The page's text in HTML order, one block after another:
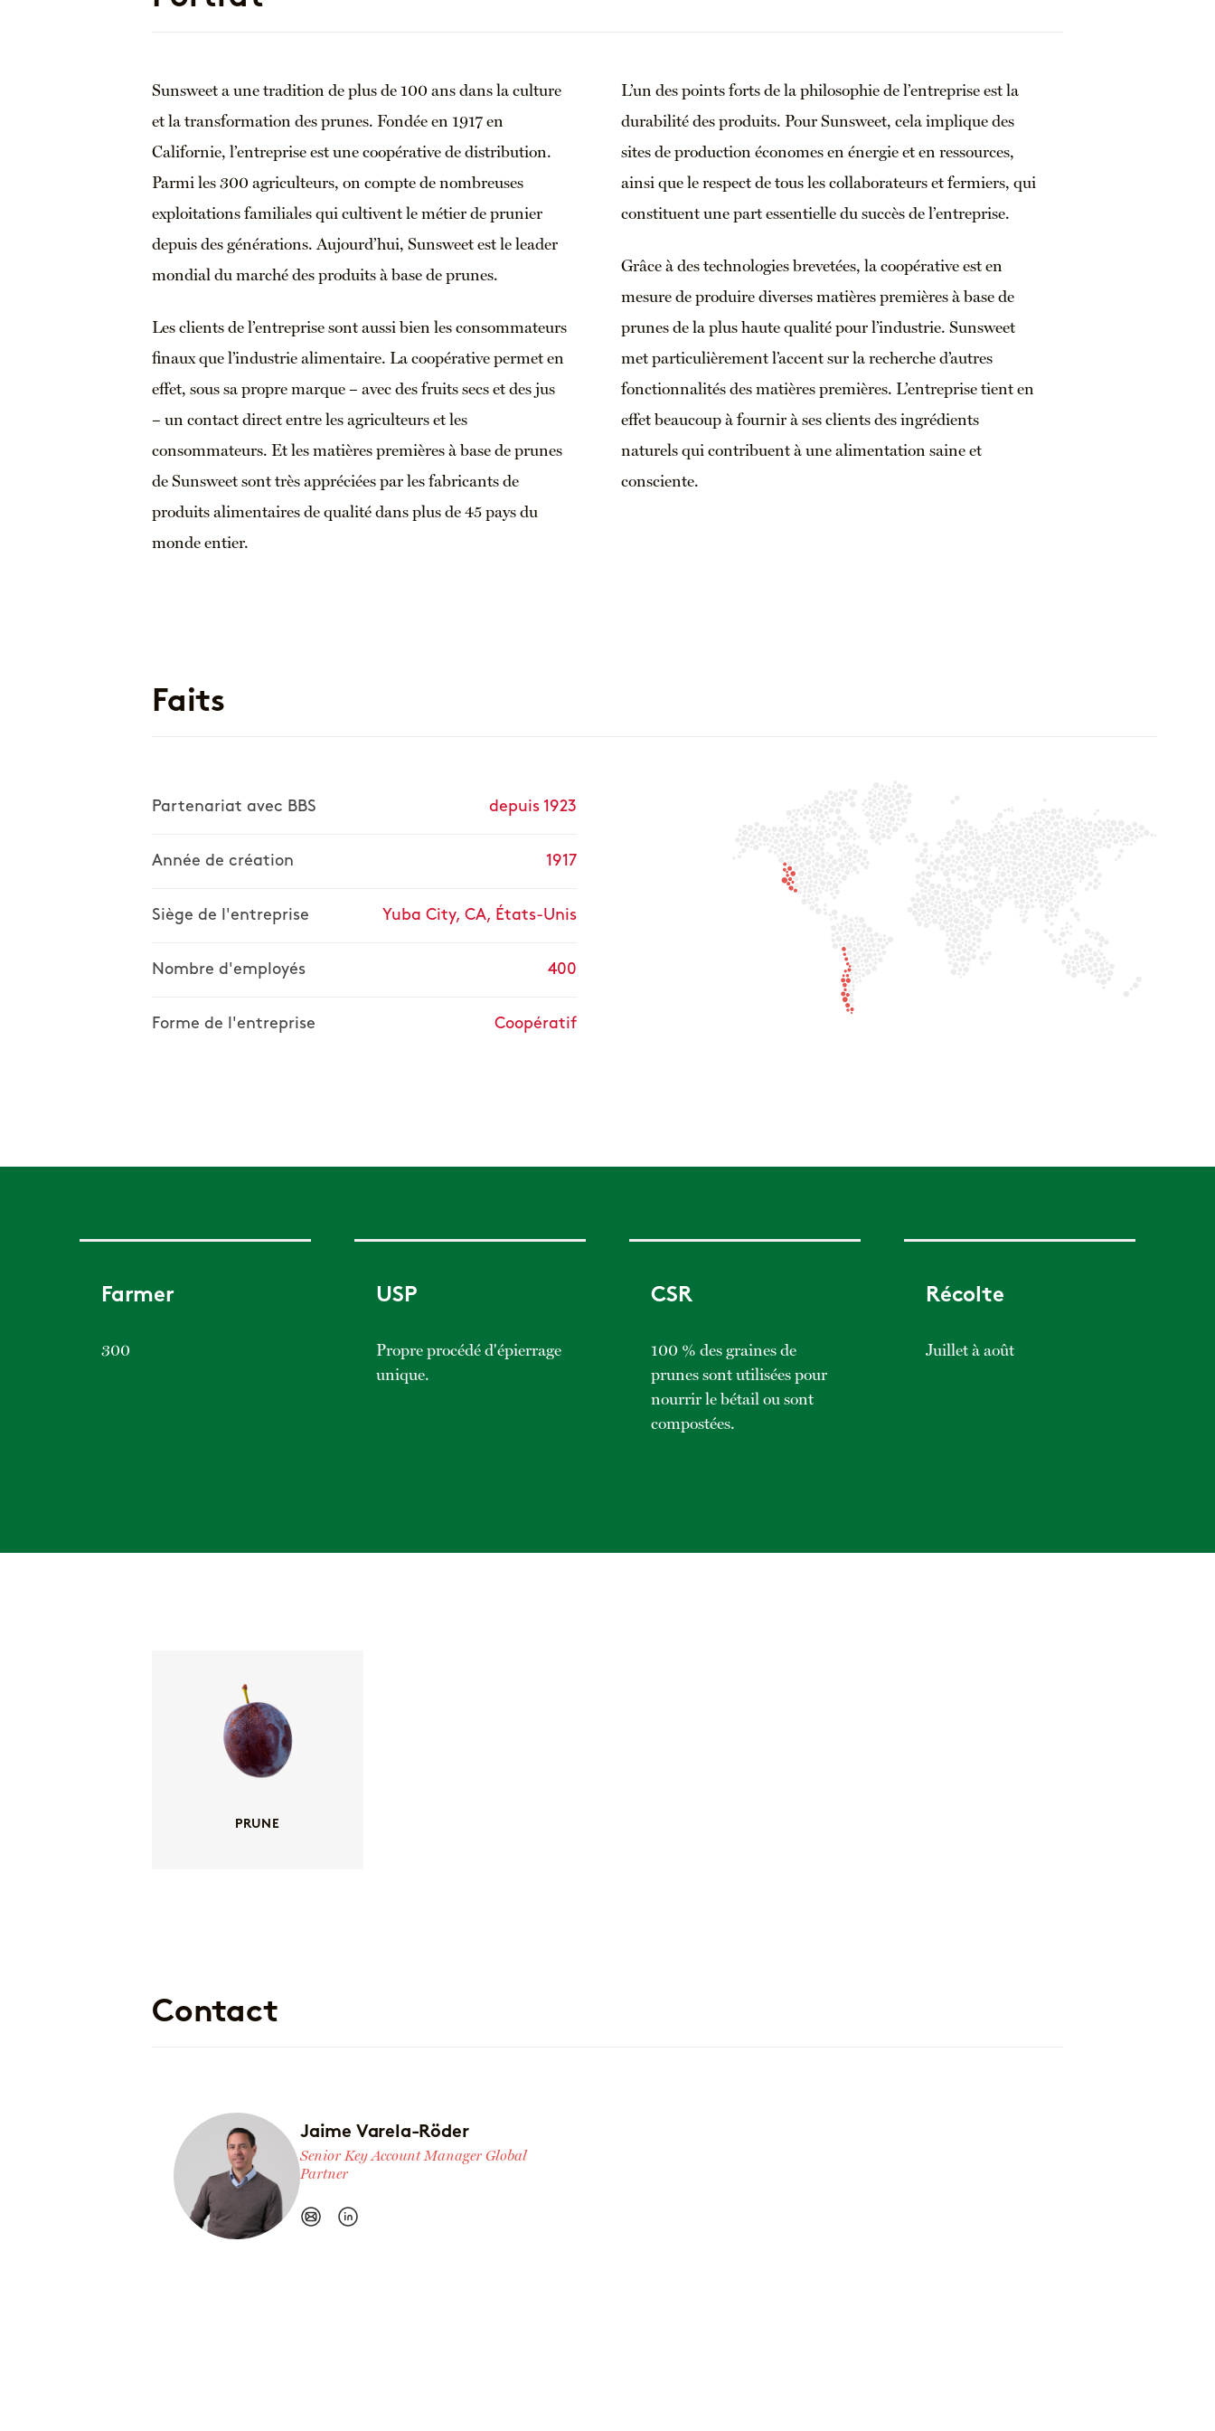
Sunsweet a une tradition de plus de 100 ans dans la culture
et la transformation des prunes. Fondée en 1917 en
Californie, l’entreprise est une coopérative de distribution.
Parmi les 300 agriculteurs, on compte de nombreuses
exploitations familiales qui cultivent le métier de prunier
depuis des générations. Aujourd’hui, Sunsweet est le leader
mondial du marché des produits à base de prunes.
Les clients de l’entreprise sont aussi bien les consommateurs
finaux que l’industrie alimentaire. La coopérative permet en
effet, sous sa propre marque – avec des fruits secs et des jus
– un contact direct entre les agriculteurs et les
consommateurs. Et les matières premières à base de prunes
de Sunsweet sont très appréciées par les fabricants de
produits alimentaires de qualité dans plus de 45 pays du
monde entier.
L’un des points forts de la philosophie de l’entreprise est la
durabilité des produits. Pour Sunsweet, cela implique des
sites de production économes en énergie et en ressources,
ainsi que le respect de tous les collaborateurs et fermiers, qui
constituent une part essentielle du succès de l’entreprise.
Grâce à des technologies brevetées, la coopérative est en
mesure de produire diverses matières premières à base de
prunes de la plus haute qualité pour l’industrie. Sunsweet
met particulièrement l’accent sur la recherche d’autres
fonctionnalités des matières premières. L’entreprise tient en
effet beaucoup à fournir à ses clients des ingrédients
naturels qui contribuent à une alimentation saine et
consciente.
Faits
Partenariat avec BBS depuis 1923
Année de création 1917
Siège de l'entreprise Yuba City, CA, États-Unis
Nombre d'employés 400
Forme de l'entreprise Coopératif
Farmer
300
USP
Propre procédé d'épierrage
unique.
CSR
100 % des graines de
prunes sont utilisées pour
nourrir le bétail ou sont
compostées.
Récolte
Juillet à août
PRUNE
Contact
Jaime Varela-Röder
Senior Key Account Manager Global
Partner